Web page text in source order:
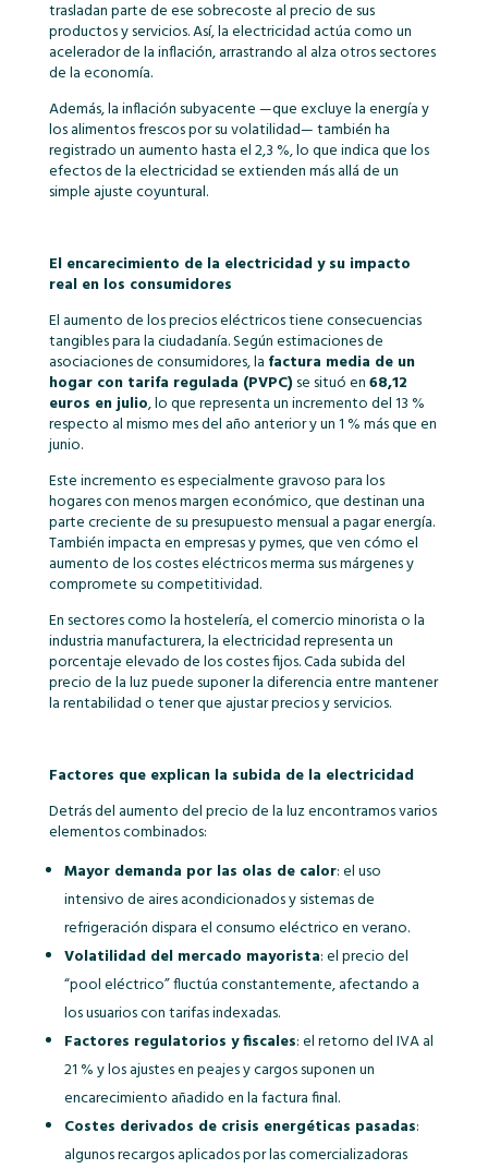
trasladan parte de ese sobrecoste al precio de sus
productos y servicios. Así, la electricidad actúa como un
acelerador de la inflación, arrastrando al alza otros sectores
de la economía.
Además, la inflación subyacente —que excluye la energía y
los alimentos frescos por su volatilidad— también ha
registrado un aumento hasta el 2,3 %, lo que indica que los
efectos de la electricidad se extienden más allá de un
simple ajuste coyuntural.
El encarecimiento de la electricidad y su impacto
real en los consumidores
El aumento de los precios eléctricos tiene consecuencias
tangibles para la ciudadanía. Según estimaciones de
asociaciones de consumidores, la factura media de un
hogar con tarifa regulada (PVPC)se situó en68,12
euros en julio, lo que representa un incremento del 13 %
respecto al mismo mes del año anterior y un 1 % más que en
junio.
Este incremento es especialmente gravoso para los
hogares con menos margen económico, que destinan una
parte creciente de su presupuesto mensual a pagar energía.
También impacta en empresas y pymes, que ven cómo el
aumento de los costes eléctricos merma sus márgenes y
compromete su competitividad.
En sectores como la hostelería, el comercio minorista o la
industria manufacturera, la electricidad representa un
porcentaje elevado de los costes fijos. Cada subida del
precio de la luz puede suponer la diferencia entre mantener
la rentabilidad o tener que ajustar precios y servicios.
Factores que explican la subida de la electricidad
Detrás del aumento del precio de la luz encontramos varios
elementos combinados:
Mayor demanda por las olas de calor: el uso
intensivo de aires acondicionados y sistemas de
refrigeración dispara el consumo eléctrico en verano.
Volatilidad del mercado mayorista: el precio del
“pool eléctrico” fluctúa constantemente, afectando a
los usuarios con tarifas indexadas.
Factores regulatorios y fiscales: el retorno del IVA al
21 % y los ajustes en peajes y cargos suponen un
encarecimiento añadido en la factura final.
Costes derivados de crisis energéticas pasadas:
algunos recargos aplicados por las comercializadoras